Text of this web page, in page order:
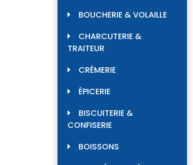
BOUCHERIE & VOLAILLE
CHARCUTERIE &
TRAITEUR
CRÈMERIE
ÉPICERIE
BISCUITERIE &
CONFISERIE
BOISSONS